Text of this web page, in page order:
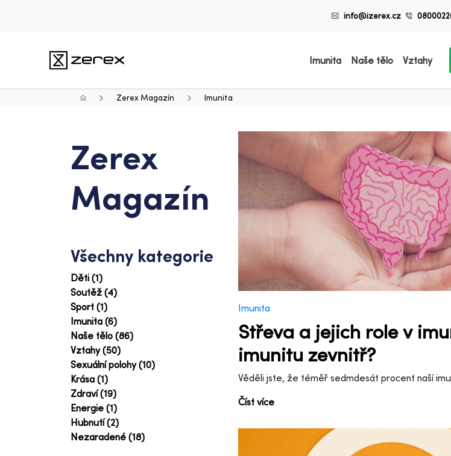
info@izerex.cz
Imunita Naše tělo Vztahy
Zerex Magazín Imunita
Zerex
Magazín
Všechny kategorie
Děti (1)
Soutěž (4)
Sport (1)
Imunita (6)
Naše tělo (86)
Vztahy (50)
Sexuální polohy (10)
Krása (1)
Zdraví (19)
Energie (1)
Hubnutí (2)
Nezaradené (18)
Imunita
Střeva a jejich role v
imunitu zevnitř?
Věděli jste, že téměř sedmdesát procent naší
Číst více